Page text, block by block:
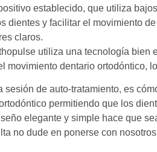
establecido, que utiliza
dientes y facilitar el movimiento
claros.
utiliza una tecnología
movimiento dentario ortodóntico,
sesión de auto-tratamiento, es
permitiendo que los
elegante y simple hace que
no dude en ponerse con